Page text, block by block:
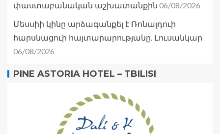
փաստաբանական աշխատանքին 06/08/2026
Մեսսիի կինը արձագանքել է Ռոնալդուի
հարսնացուի հայտարարությանը. Լուսանկար
06/08/2026
PINE ASTORIA HOTEL – TBILISI